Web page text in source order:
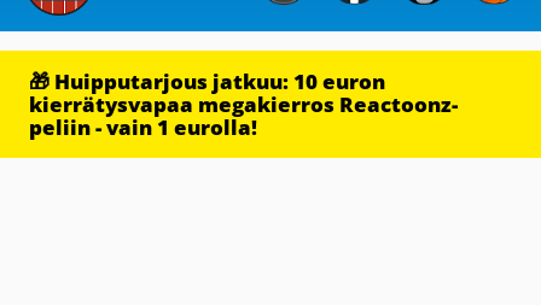
🎁 Huipputarjous jatkuu: 10 euron
kierrätysvapaa megakierros Reactoonz-
peliin - vain 1 eurolla!